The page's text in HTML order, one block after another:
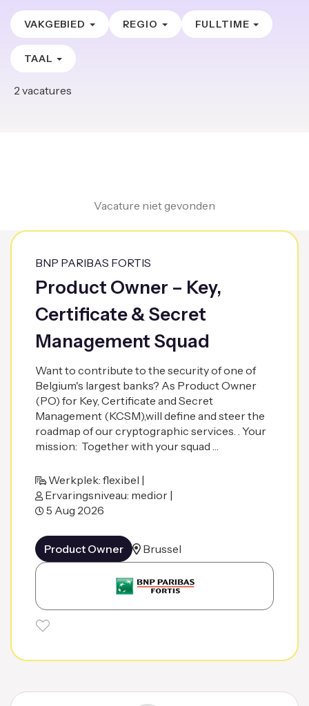
VAKGEBIED REGIO FULLTIME
TAAL
2 vacatures
Vacature niet gevonden
BNP PARIBAS FORTIS
Product Owner – Key,
Certificate & Secret
Management Squad
Want to contribute to the security of one of
Belgium's largest banks? As Product Owner
(PO) for Key, Certificate and Secret
Management (KCSM),will define and steer the
roadmap of our cryptographic services. . Your
mission: Together with your squad …
Werkplek: flexibel |
Ervaringsniveau: medior |
5 Aug 2026
Product Owner Brussel